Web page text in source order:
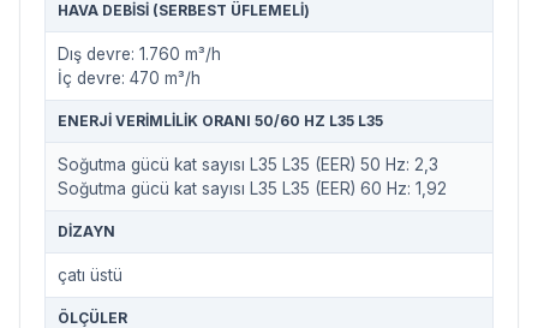
HAVA DEBISI (SERBEST ÜFLEMELI)
Dış devre: 1.760 m³/h
İç devre: 470 m³/h
ENERJI VERIMLILIK ORANI 50/60 HZ L35 L35
Soğutma gücü kat sayısı L35 L35 (EER) 50 Hz: 2,3
Soğutma gücü kat sayısı L35 L35 (EER) 60 Hz: 1,92
DIZAYN
çatı üstü
ÖLÇÜLER